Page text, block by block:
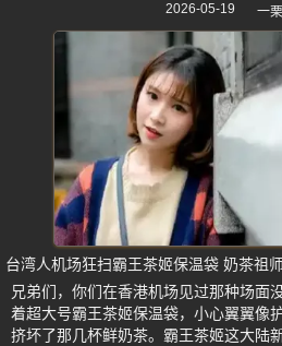
2026-05-19
一
台湾人机场狂扫霸王茶姬保温袋 奶茶祖
兄弟们，你们在香港机场见过那种场面
着超大号霸王茶姬保温袋，小心翼翼像
挤坏了那几杯鲜奶茶。霸王茶姬这大陆